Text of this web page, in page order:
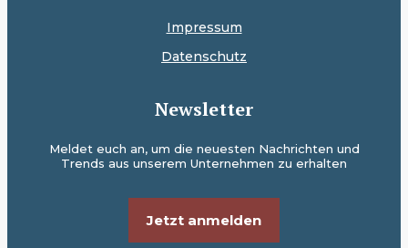
Impressum
Datenschutz
Newsletter
Meldet euch an, um die neuesten Nachrichten und
Trends aus unserem Unternehmen zu erhalten
Jetzt anmelden